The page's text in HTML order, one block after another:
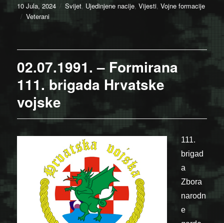
Posted
on
10 Jula, 2024 Categories
Svijet, Ujedinjene nacije,Vijesti,Vojne formacije
Tags
Veterani
02.07.1991. – Formirana
111. brigada Hrvatske
vojske
111.
brigad
a
Zbora
narodn
e